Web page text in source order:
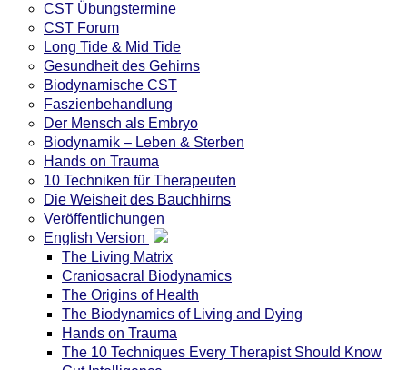
CST Übungstermine
CST Forum
Long Tide & Mid Tide
Gesundheit des Gehirns
Biodynamische CST
Faszienbehandlung
Der Mensch als Embryo
Biodynamik – Leben & Sterben
Hands on Trauma
10 Techniken für Therapeuten
Die Weisheit des Bauchhirns
Veröffentlichungen
English Version
The Living Matrix
Craniosacral Biodynamics
The Origins of Health
The Biodynamics of Living and Dying
Hands on Trauma
The 10 Techniques Every Therapist Should Know